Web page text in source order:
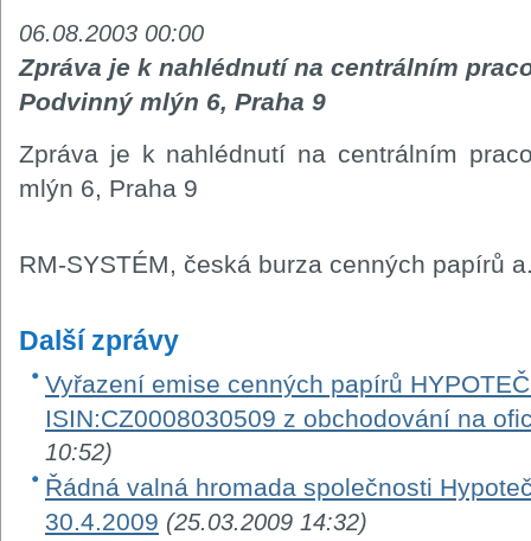
06.08.2003 00:00
Zpráva je k nahlédnutí na centrálním
Podvinný mlýn 6, Praha 9
Zpráva je k nahlédnutí na centrálním
mlýn 6, Praha 9
RM-SYSTÉM, česká burza cenných papírů
Další zprávy
Vyřazení emise cenných papírů
ISIN:CZ0008030509 z obchodování na
10:52)
Řádná valná hromada společnosti
30.4.2009 (25.03.2009 14:32)